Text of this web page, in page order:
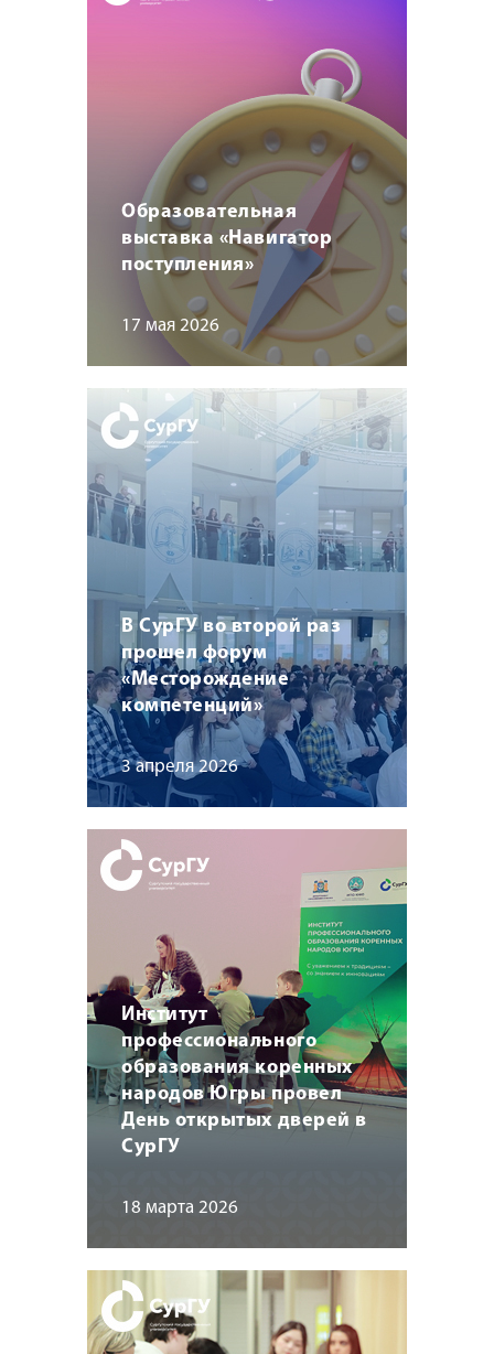
Образовательная
выставка «Навигатор
поступления»
17 мая 2026
В СурГУ во второй раз
прошел форум
«Месторождение
компетенций»
3 апреля 2026
Институт
профессионального
образования коренных
народов Югры провел
День открытых дверей в
СурГУ
18 марта 2026